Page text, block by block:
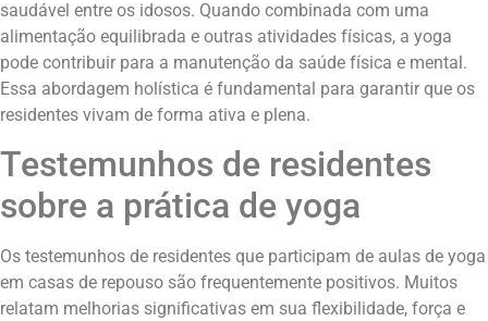
saudável entre os idosos. Quando combinada com uma
alimentação equilibrada e outras atividades físicas, a yoga
pode contribuir para a manutenção da saúde física e mental.
Essa abordagem holística é fundamental para garantir que os
residentes vivam de forma ativa e plena.
Testemunhos de residentes
sobre a prática de yoga
Os testemunhos de residentes que participam de aulas de yoga
em casas de repouso são frequentemente positivos. Muitos
relatam melhorias significativas em sua flexibilidade, força e